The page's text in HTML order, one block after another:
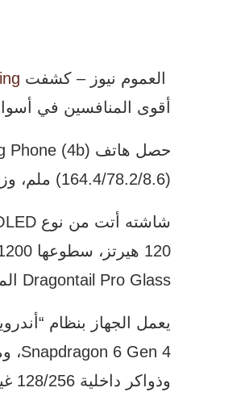
العموم نيوز – كشفت
أقوى المنافسين في
(164.4/78.2/8.6) ملم، وزنه 210 غ، وجهّز بأضواء تفاعلية مميز على واجهته الخلفية.
Dragontail Pro Glass المقاومة للصدمات والخدوش.
وذواكر داخلية 128/256 غيغابايت.